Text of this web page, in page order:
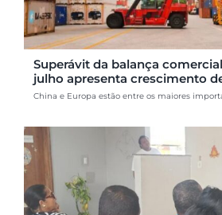
Superávit da balança
julho apresenta crescimento
China e Europa estão entre os maiores